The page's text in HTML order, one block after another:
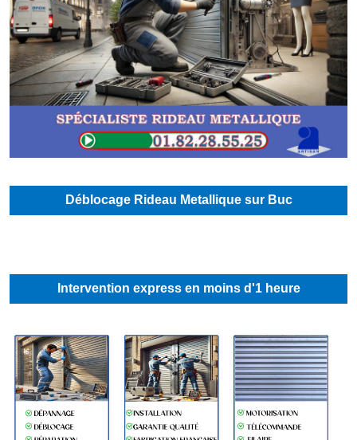
Déblocage Rideau Metallique sur Buc
Intervention express en moins d'1 heure